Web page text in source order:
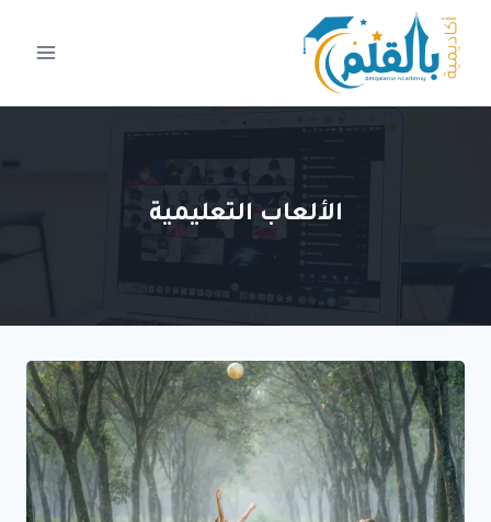
التجاوز
المحتوى
الألعاب التعليمية